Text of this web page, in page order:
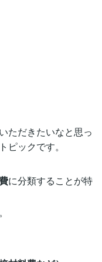
ただきたいなと思っ
ピックです。
に分類することが特